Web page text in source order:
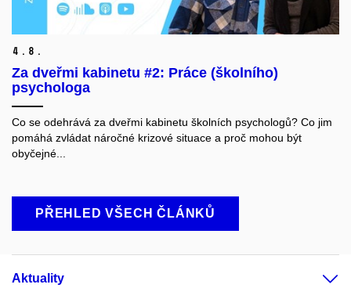
4. 8.
Za dveřmi kabinetu #2: Práce (školního)
psychologa
Co se odehrává za dveřmi kabinetu školních psychologů? Co jim
pomáhá zvládat náročné krizové situace a proč mohou být
obyčejné...
PŘEHLED VŠECH ČLÁNKŮ
Aktuality